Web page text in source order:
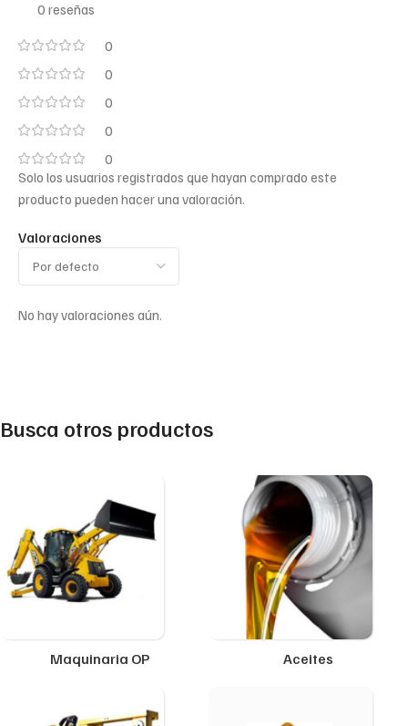
0 reseñas
0
0
0
0
0
Valoraciones
No hay valoraciones aún.
Solo los usuarios registrados que hayan comprado este
producto pueden hacer una valoración.
Busca otros productos
Maquinaria OP Aceites